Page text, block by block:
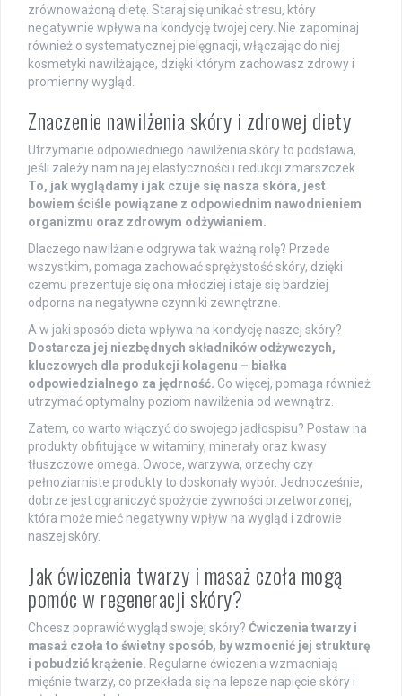
zrównoważoną dietę. Staraj się unikać stresu, który
negatywnie wpływa na kondycję twojej cery. Nie zapominaj
również o systematycznej pielęgnacji, włączając do niej
kosmetyki nawilżające, dzięki którym zachowasz zdrowy i
promienny wygląd.
Znaczenie nawilżenia skóry i zdrowej diety
Utrzymanie odpowiedniego nawilżenia skóry to podstawa,
jeśli zależy nam na jej elastyczności i redukcji zmarszczek.
To, jak wyglądamy i jak czuje się nasza skóra, jest
bowiem ściśle powiązane z odpowiednim nawodnieniem
organizmu oraz zdrowym odżywianiem.
Dlaczego nawilżanie odgrywa tak ważną rolę? Przede
wszystkim, pomaga zachować sprężystość skóry, dzięki
czemu prezentuje się ona młodziej i staje się bardziej
odporna na negatywne czynniki zewnętrzne.
A w jaki sposób dieta wpływa na kondycję naszej skóry?
Dostarcza jej niezbędnych składników odżywczych,
kluczowych dla produkcji kolagenu – białka
odpowiedzialnego za jędrność. Co więcej, pomaga również
utrzymać optymalny poziom nawilżenia od wewnątrz.
Zatem, co warto włączyć do swojego jadłospisu? Postaw na
produkty obfitujące w witaminy, minerały oraz kwasy
tłuszczowe omega. Owoce, warzywa, orzechy czy
pełnoziarniste produkty to doskonały wybór. Jednocześnie,
dobrze jest ograniczyć spożycie żywności przetworzonej,
która może mieć negatywny wpływ na wygląd i zdrowie
naszej skóry.
Jak ćwiczenia twarzy i masaż czoła mogą
pomóc w regeneracji skóry?
Chcesz poprawić wygląd swojej skóry? Ćwiczenia twarzy i
masaż czoła to świetny sposób, by wzmocnić jej strukturę
i pobudzić krążenie. Regularne ćwiczenia wzmacniają
mięśnie twarzy, co przekłada się na lepsze napięcie skóry i